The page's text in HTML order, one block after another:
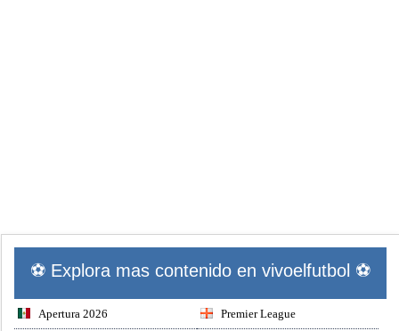
⚽ Explora mas contenido en vivoelfutbol ⚽
Apertura 2026 Premier League